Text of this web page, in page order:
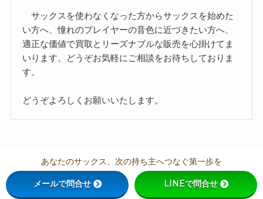
サックスを使わなくなった方からサックスを始めた
い方へ、憧れのプレイヤーの音色に近づきたい方へ、
適正な価値で買取とリーズナブルな販売を心掛けてま
いります。どうぞお気軽にご相談をお待ちしておりま
す。
どうぞよろしくお願いいたします。
あなたのサックス、次の持ち主へつなぐ第一歩を
メールで問合せ LINEで問合せ